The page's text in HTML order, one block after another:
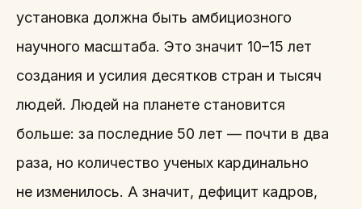
установка должна быть амбициозного
научного масштаба. Это значит 10–15 лет
создания и усилия десятков стран и тысяч
людей. Людей на планете становится
больше: за последние 50 лет — почти в два
раза, но количество ученых кардинально
не изменилось. А значит, дефицит кадров,